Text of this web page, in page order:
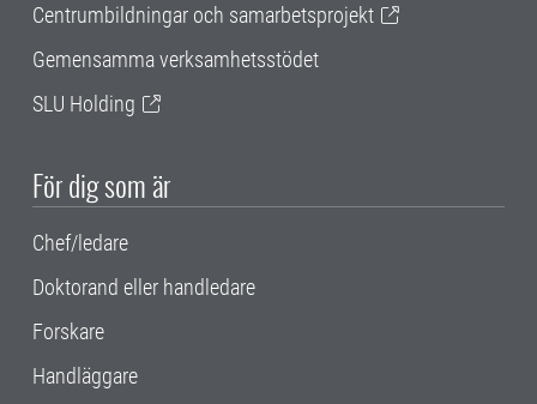
Centrumbildningar och samarbetsprojekt
Gemensamma verksamhetsstödet
SLU Holding
För dig som är
Chef/ledare
Doktorand eller handledare
Forskare
Handläggare